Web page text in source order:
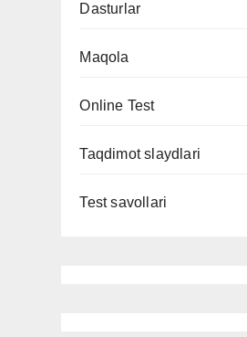
Dasturlar
Maqola
Online Test
Taqdimot slaydlari
Test savollari